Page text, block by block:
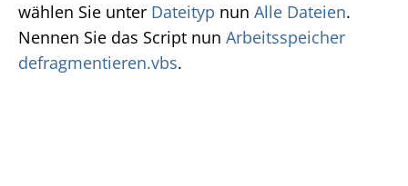
wählen Sie unter Dateityp nun Alle Dateien.
Nennen Sie das Script nun Arbeitsspeicher
defragmentieren.vbs.